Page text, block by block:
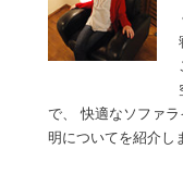
で、 快適なソファ
明についてを紹介